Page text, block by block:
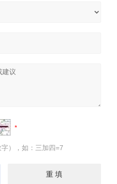
），如：三加四=7